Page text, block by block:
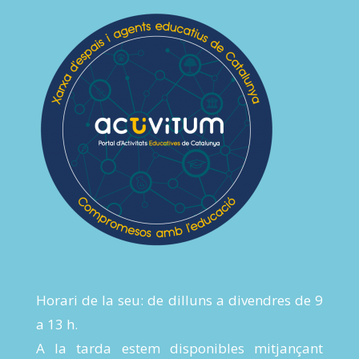
Horari de la seu: de dilluns a divendres de 9
a 13 h.
A la tarda estem disponibles mitjançant